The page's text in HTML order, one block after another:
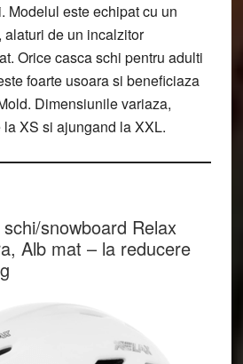
Modelul este echipat cu un
de un incalzitor
Orice casca schi pentru adulti
foarte usoara si beneficiaza
Dimensiunile variaza,
XS si ajungand la XXL.
snowboard Relax
Alb mat – la reducere